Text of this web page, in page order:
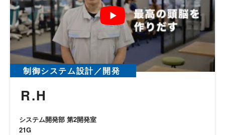
制御システム設計／開発
R.H
システム開発部 第2開発室
21G